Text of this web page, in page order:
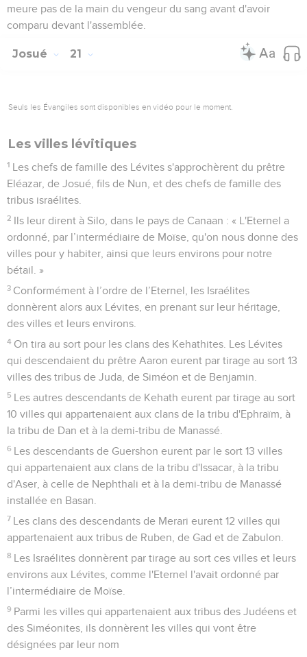
meure pas de la main du vengeur du sang avant d'avoir
comparu devant l'assemblée.
Josué 21
Seuls les Évangiles sont disponibles en vidéo pour le moment.
Les villes lévitiques
1 Les chefs de famille des Lévites s'approchèrent du prêtre
Eléazar, de Josué, fils de Nun, et des chefs de famille des
tribus israélites.
2 Ils leur dirent à Silo, dans le pays de Canaan : « L'Eternel a
ordonné, par l’intermédiaire de Moïse, qu'on nous donne des
villes pour y habiter, ainsi que leurs environs pour notre
bétail. »
3 Conformément à l’ordre de l’Eternel, les Israélites
donnèrent alors aux Lévites, en prenant sur leur héritage,
des villes et leurs environs.
4 On tira au sort pour les clans des Kehathites. Les Lévites
qui descendaient du prêtre Aaron eurent par tirage au sort 13
villes des tribus de Juda, de Siméon et de Benjamin.
5 Les autres descendants de Kehath eurent par tirage au sort
10 villes qui appartenaient aux clans de la tribu d'Ephraïm, à
la tribu de Dan et à la demi-tribu de Manassé.
6 Les descendants de Guershon eurent par le sort 13 villes
qui appartenaient aux clans de la tribu d'Issacar, à la tribu
d'Aser, à celle de Nephthali et à la demi-tribu de Manassé
installée en Basan.
7 Les clans des descendants de Merari eurent 12 villes qui
appartenaient aux tribus de Ruben, de Gad et de Zabulon.
8 Les Israélites donnèrent par tirage au sort ces villes et leurs
environs aux Lévites, comme l'Eternel l'avait ordonné par
l’intermédiaire de Moïse.
9 Parmi les villes qui appartenaient aux tribus des Judéens et
des Siméonites, ils donnèrent les villes qui vont être
désignées par leur nom